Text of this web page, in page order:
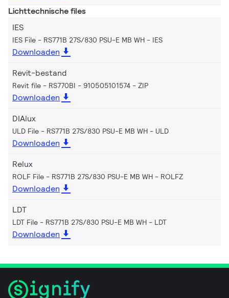
Lichttechnische files
IES
IES File - RS771B 27S/830 PSU-E MB WH IES
Downloaden
Revit-bestand
Revit file - RS770BI - 910505101574 ZIP
Downloaden
DIAlux
ULD File - RS771B 27S/830 PSU-E MB WH ULD
Downloaden
Relux
ROLF File - RS771B 27S/830 PSU-E MB WH ROLFZ
Downloaden
LDT
LDT File - RS771B 27S/830 PSU-E MB WH LDT
Downloaden